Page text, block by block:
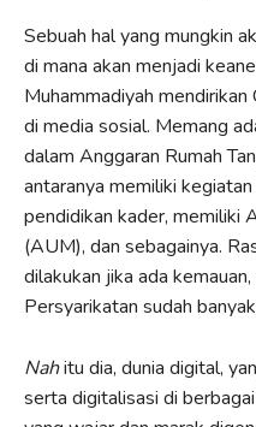
Sebuah hal yang mungkin
di mana akan menjadi
Muhammadiyah
di media sosial. Memang
dalam Anggaran Rumah
antaranya memiliki
pendidikan kader, memiliki
(AUM), dan sebagainya.
dilakukan jika ada
Persyarikatan sudah
Nahitu dia, dunia digital,
serta digitalisasi di